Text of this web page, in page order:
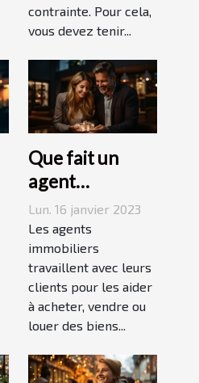
contrainte. Pour cela,
vous devez tenir...
Que fait un
agent
immobilier ?
Lun. 16 janvier 2023
Les agents
immobiliers
travaillent avec leurs
clients pour les aider
à acheter, vendre ou
louer des biens...